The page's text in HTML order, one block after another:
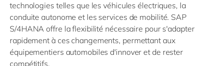
technologies telles que les véhicules électriques, la
conduite autonome et les services de mobilité. SAP
S/4HANA offre la flexibilité nécessaire pour s'adapter
rapidement à ces changements, permettant aux
équipementiers automobiles d'innover et de rester
compétitifs.